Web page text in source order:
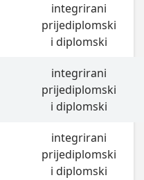
integrirani
prijediplomski
i diplomski
integrirani
prijediplomski
i diplomski
integrirani
prijediplomski
i diplomski